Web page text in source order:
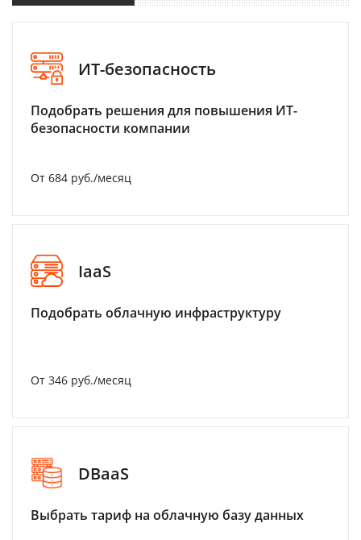
ИТ-безопасность
Подобрать решения для повышения ИТ-
безопасности компании
От 684 руб./месяц
IaaS
Подобрать облачную инфраструктуру
От 346 руб./месяц
DBaaS
Выбрать тариф на облачную базу данных